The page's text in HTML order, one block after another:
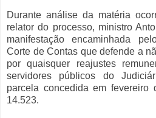
Durante análise da matéria
relator do processo, ministro
manifestação encaminhada
Corte de Contas que defende a
por quaisquer reajustes
servidores públicos do
parcela concedida em fevereiro
14.523.